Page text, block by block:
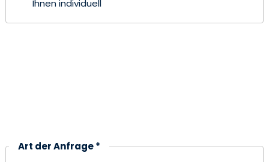
Ihnen individuell
Art der Anfrage *